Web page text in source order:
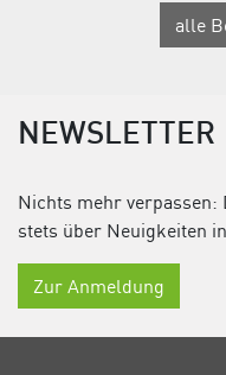
alle
NEWSLETTER
Nichts mehr
stets über Neuigkeiten
Zur Anmeldung